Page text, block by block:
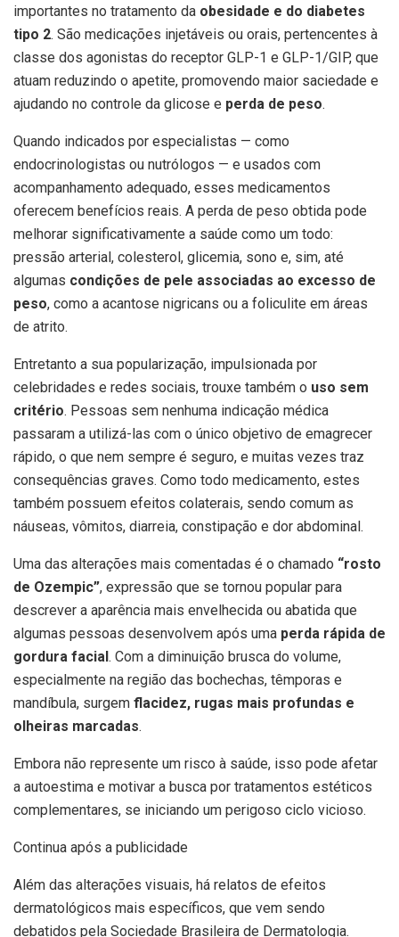
importantes no tratamento da obesidade e do diabetes
tipo 2. São medicações injetáveis ou orais, pertencentes à
classe dos agonistas do receptor GLP-1 e GLP-1/GIP, que
atuam reduzindo o apetite, promovendo maior saciedade e
ajudando no controle da glicose e perda de peso.
Quando indicados por especialistas — como
endocrinologistas ou nutrólogos — e usados com
acompanhamento adequado, esses medicamentos
oferecem benefícios reais. A perda de peso obtida pode
melhorar significativamente a saúde como um todo:
pressão arterial, colesterol, glicemia, sono e, sim, até
algumas condições de pele associadas ao excesso de
peso, como a acantose nigricans ou a foliculite em áreas
de atrito.
Entretanto a sua popularização, impulsionada por
celebridades e redes sociais, trouxe também o uso sem
critério. Pessoas sem nenhuma indicação médica
passaram a utilizá-las com o único objetivo de emagrecer
rápido, o que nem sempre é seguro, e muitas vezes traz
consequências graves. Como todo medicamento, estes
também possuem efeitos colaterais, sendo comum as
náuseas, vômitos, diarreia, constipação e dor abdominal.
Uma das alterações mais comentadas é o chamado “rosto
de Ozempic”, expressão que se tornou popular para
descrever a aparência mais envelhecida ou abatida que
algumas pessoas desenvolvem após uma perda rápida de
gordura facial . Com a diminuição brusca do volume,
especialmente na região das bochechas, têmporas e
mandíbula, surgem flacidez, rugas mais profundas e
olheiras marcadas.
Embora não represente um risco à saúde, isso pode afetar
a autoestima e motivar a busca por tratamentos estéticos
complementares, se iniciando um perigoso ciclo vicioso.
Continua após a publicidade
Além das alterações visuais, há relatos de efeitos
dermatológicos mais específicos, que vem sendo
debatidos pela Sociedade Brasileira de Dermatologia.